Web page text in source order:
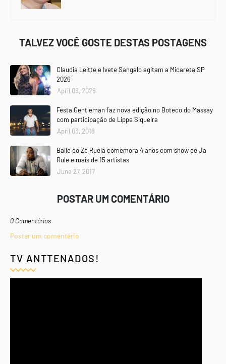
TALVEZ VOCÊ GOSTE DESTAS POSTAGENS
Claudia Leitte e Ivete Sangalo agitam a Micareta SP
2026
April 09, 2026
Festa Gentleman faz nova edição no Boteco do Massay
com participação de Lippe Siqueira
April 03, 2018
Baile do Zé Ruela comemora 4 anos com show de Ja
Rule e mais de 15 artistas
June 27, 2017
POSTAR UM COMENTÁRIO
0 Comentários
Postar um comentário
TV ANTTENADOS!